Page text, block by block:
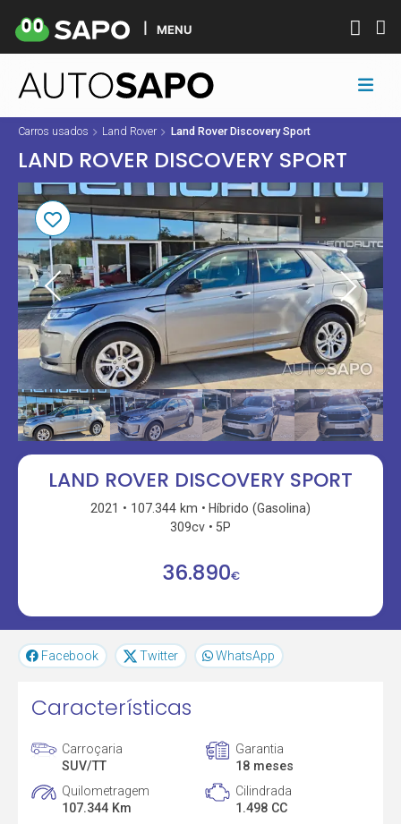
MENU
Carros usados Land Rover Land Rover Discovery Sport
LAND ROVER DISCOVERY SPORT
LAND ROVER DISCOVERY SPORT
2021 107.344 km
Híbrido (Gasolina)
309cv
5P
36.890€
Facebook Twitter WhatsApp
Características
Carroçaria
SUV/TT
Garantia
18 meses
Quilometragem
107.344 Km
Cilindrada
1.498 CC